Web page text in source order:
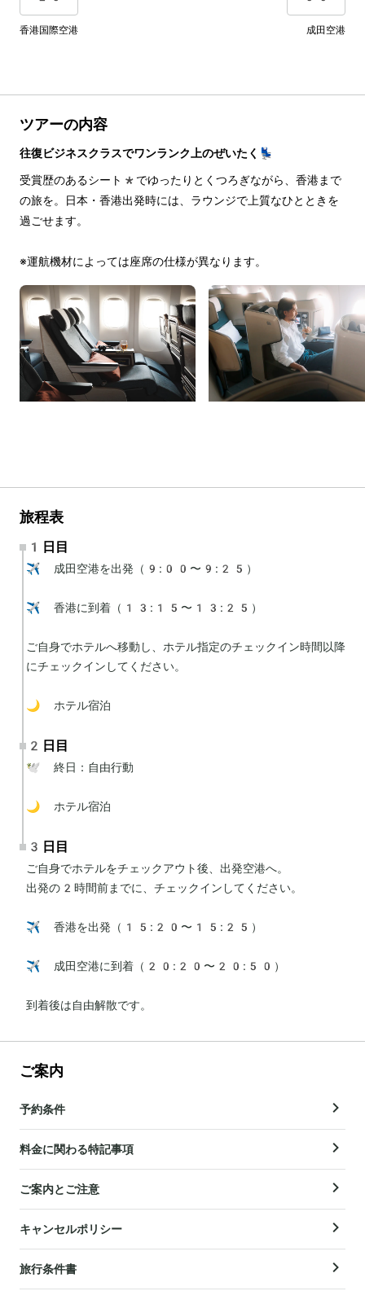
香港国際空港 成田空港
ツアーの内容
往復ビジネスクラスでワンランク上のぜいたく💺
受賞歴のあるシート*でゆったりとくつろぎながら、香港まで
の旅を。日本・香港出発時には、ラウンジで上質なひとときを
過ごせます。
※運航機材によっては座席の仕様が異なります。
旅程表
1日目
✈️ 成田空港を出発（9:00〜9:25）
✈️ 香港に到着（13:15〜13:25）
ご自身でホテルへ移動し、ホテル指定のチェックイン時間以降
にチェックインしてください。
🌙 ホテル宿泊
2日目
🕊 終日：自由行動
🌙 ホテル宿泊
3日目
ご自身でホテルをチェックアウト後、出発空港へ。
出発の2時間前までに、チェックインしてください。
✈️ 香港を出発（15:20〜15:25）
✈️ 成田空港に到着（20:20〜20:50）
到着後は自由解散です。
ご案内
予約条件
料金に関わる特記事項
ご案内とご注意
キャンセルポリシー
旅行条件書